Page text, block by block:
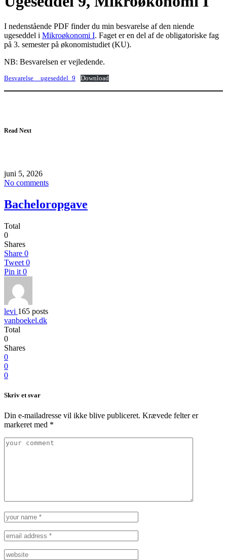
I nedenstående PDF finder du min besvarelse af den niende
ugeseddel i Mikroøkonomi I. Faget er en del af de obligatoriske fag
på 3. semester på økonomistudiet (KU).
NB: Besvarelsen er vejledende.
Besvarelse__ugeseddel_9 Download
Read Next
juni 5, 2026
No comments
Bacheloropgave
Total
0
Shares
Share 0
Tweet 0
Pin it 0
levi 165 posts
vanboekel.dk
Total
0
Shares
0
0
0
Skriv et svar
Din e-mailadresse vil ikke blive publiceret. Krævede felter er
markeret med *